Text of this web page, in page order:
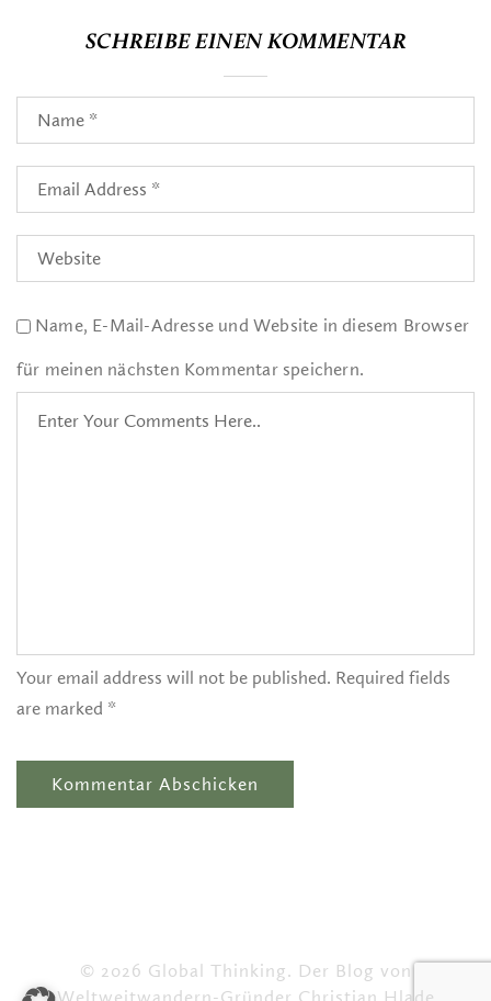
SCHREIBE EINEN KOMMENTAR
Name, E-Mail-Adresse und Website in diesem Browser
für meinen nächsten Kommentar speichern.
Your email address will not be published. Required fields
are marked *
© 2026 Global Thinking. Der Blog von
Weltweitwandern-Gründer Christian Hlade